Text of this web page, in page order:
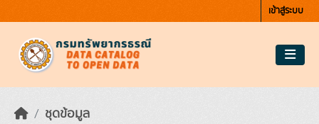
เข้าสู่ระบบ
ชุดข้อมูล